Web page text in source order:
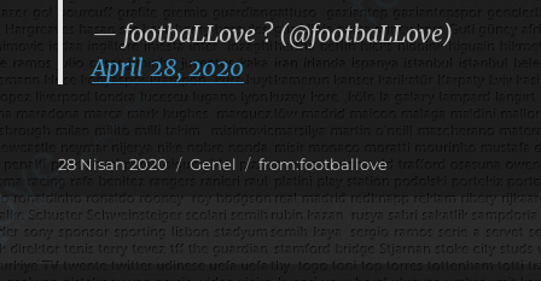
— footbaLLove ? (@footbaLLove)
April 28, 2020
Yayın
28 Nisan 2020 Kategoriler
Genel Etiketler
from:footballove